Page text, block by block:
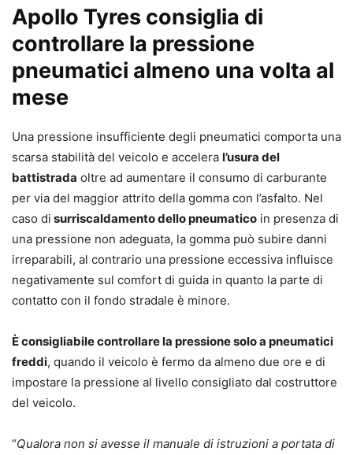
Apollo Tyres consiglia di
controllare la pressione
pneumatici almeno una volta al
mese
Una pressione insufficiente degli pneumatici comporta una
scarsa stabilità del veicolo e accelera l’usura del
battistrada oltre ad aumentare il consumo di carburante
per via del maggior attrito della gomma con l’asfalto. Nel
caso di surriscaldamento dello pneumatico in presenza di
una pressione non adeguata, la gomma può subire danni
irreparabili, al contrario una pressione eccessiva influisce
negativamente sul comfort di guida in quanto la parte di
contatto con il fondo stradale è minore.
È consigliabile controllare la pressione solo a pneumatici
freddi, quando il veicolo è fermo da almeno due ore e di
impostare la pressione al livello consigliato dal costruttore
del veicolo.
“Qualora non si avesse il manuale di istruzioni a portata di